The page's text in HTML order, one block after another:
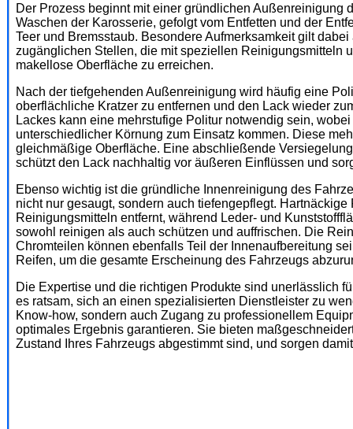
Der Prozess beginnt mit einer gründlichen Außenreinigung
Waschen der Karosserie, gefolgt vom Entfetten und der
Teer und Bremsstaub. Besondere Aufmerksamkeit gilt
zugänglichen Stellen, die mit speziellen Reinigungsmitteln
makellose Oberfläche zu erreichen.
Nach der tiefgehenden Außenreinigung wird häufig eine
oberflächliche Kratzer zu entfernen und den Lack wieder
Lackes kann eine mehrstufige Politur notwendig sein,
unterschiedlicher Körnung zum Einsatz kommen. Diese
gleichmäßige Oberfläche. Eine abschließende
schützt den Lack nachhaltig vor äußeren Einflüssen und
Ebenso wichtig ist die gründliche Innenreinigung des
nicht nur gesaugt, sondern auch tiefengepflegt.
Reinigungsmitteln entfernt, während Leder- und
sowohl reinigen als auch schützen und auffrischen. Die
Chromteilen können ebenfalls Teil der Innenaufbereitung
Reifen, um die gesamte Erscheinung des Fahrzeugs
Die Expertise und die richtigen Produkte sind unerlässlich
es ratsam, sich an einen spezialisierten Dienstleister zu
Know-how, sondern auch Zugang zu professionellem
optimales Ergebnis garantieren. Sie bieten
Zustand Ihres Fahrzeugs abgestimmt sind, und sorgen